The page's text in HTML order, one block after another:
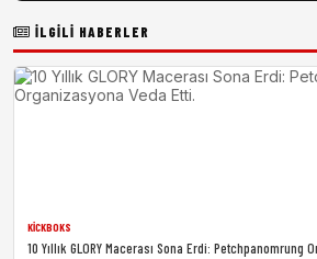
İLGILI HABERLER
KICKBOKS
10 Yıllık GLORY Macerası Sona Erdi: Petchpanomrung